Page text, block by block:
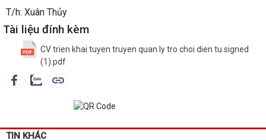
T/h: Xuân Thủy
Tài liệu đính kèm
CV trien khai tuyen truyen quan ly tro choi dien tu.signed
(1).pdf
TIN KHÁC